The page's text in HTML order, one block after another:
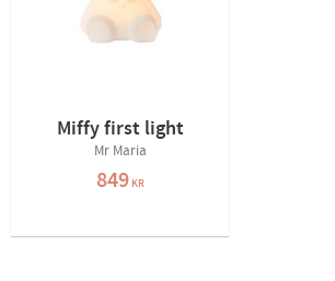
Miffy first light
Mr Maria
849KR